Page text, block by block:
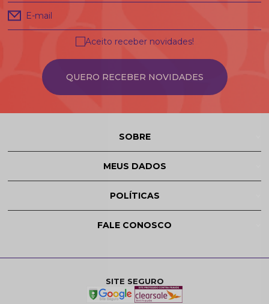
E-mail
QUERO RECEBER NOVIDADES
Aceito receber novidades!
SOBRE
MEUS DADOS
POLÍTICAS
FALE CONOSCO
SITE SEGURO